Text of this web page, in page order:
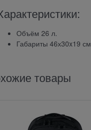
Объём 26 л.
Габариты 46х30x19 см
товары